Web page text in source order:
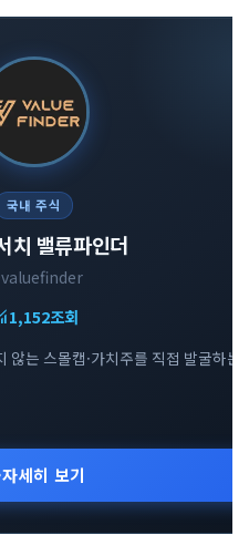
국내 주식
치 밸류파인더
1,152조회
는 스몰캡·가치주를 직접 발굴하는
자세히 보기